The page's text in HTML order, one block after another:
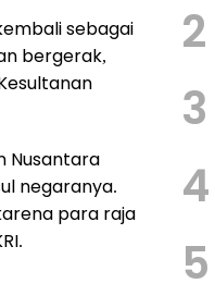
sebagai
bergerak,
Nusantara
negaranya.
para raja
2
3
4
5